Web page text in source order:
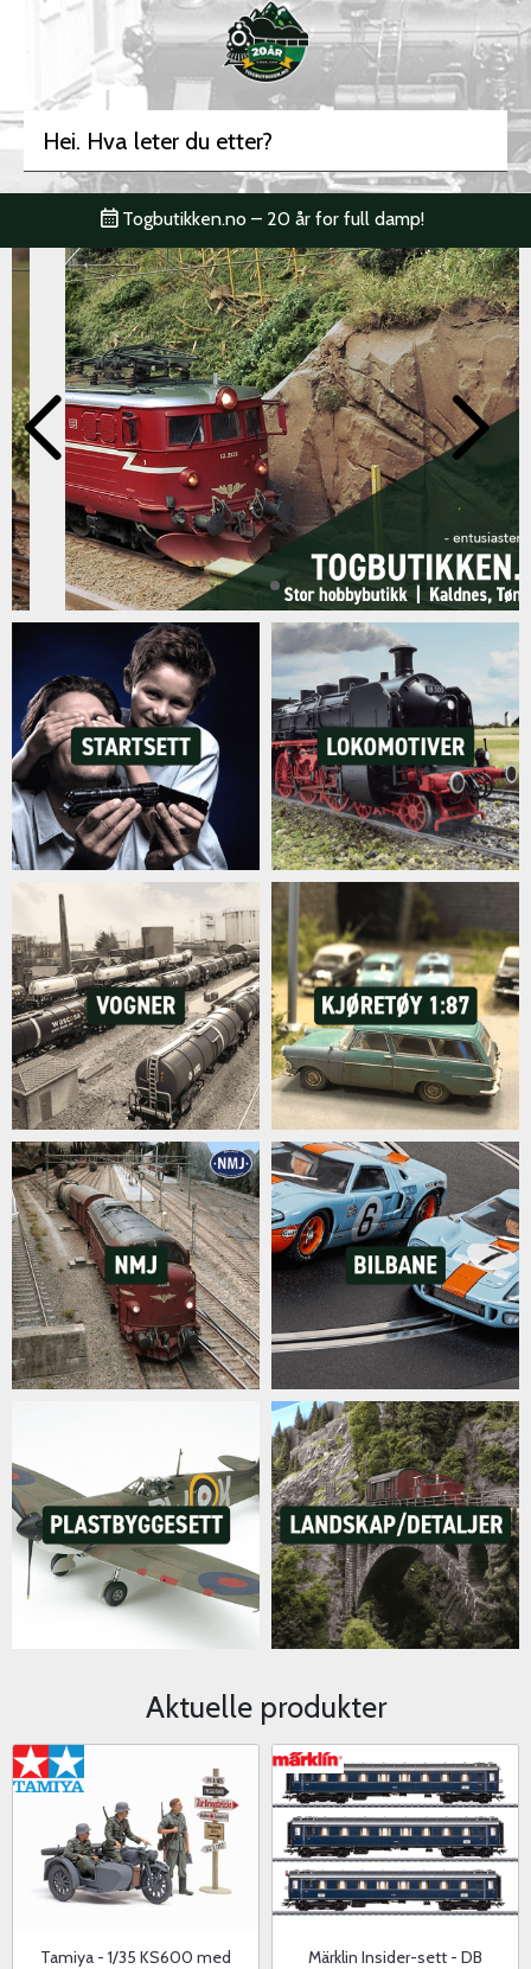
Togbutikken.no – 20 år for full damp!
Aktuelle produkter
Tamiya - 1/35 KS600 med
Märklin Insider-sett - DB